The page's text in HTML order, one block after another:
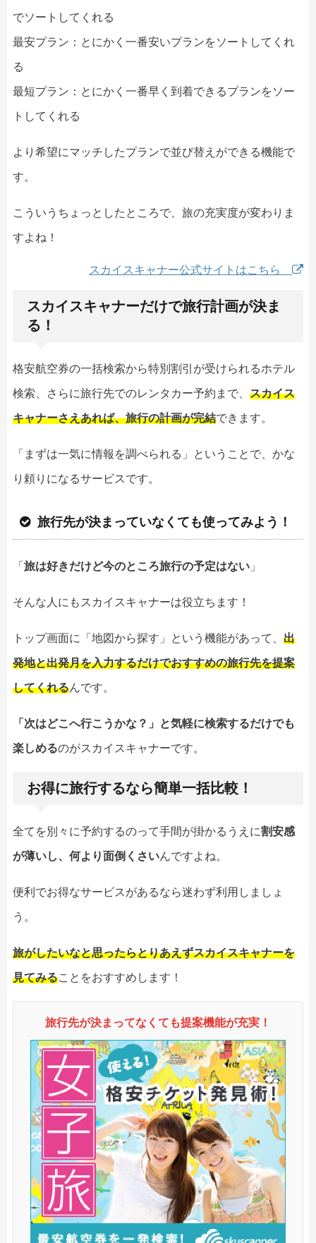
でソートしてくれる
最安プラン：とにかく一番安いプランをソートしてくれ
る
最短プラン：とにかく一番早く到着できるプランをソー
トしてくれる
より希望にマッチしたプランで並び替えができる機能で
す。
こういうちょっとしたところで、旅の充実度が変わりま
すよね！
スカイスキャナー公式サイトはこちら
スカイスキャナーだけで旅行計画が決ま
る！
格安航空券の一括検索から特別割引が受けられるホテル
検索、さらに旅行先でのレンタカー予約まで、 スカイス
キャナーさえあれば、旅行の計画が完結できます。
「まずは一気に情報を調べられる」ということで、かな
り頼りになるサービスです。
旅行先が決まっていなくても使ってみよう！
「 旅は好きだけど今のところ旅行の予定はない 」
そんな人にもスカイスキャナーは役立ちます！
トップ画面に「地図から探す」という機能があって、 出
発地と出発月を入力するだけでおすすめの旅行先を提案
してくれるんです。
「次はどこへ行こうかな？」と気軽に検索するだけでも
楽しめるのがスカイスキャナーです。
お得に旅行するなら簡単一括比較！
全てを別々に予約するのって手間が掛かるうえに割安感
が薄いし、何より面倒くさいんですよね。
便利でお得なサービスがあるなら迷わず利用しましょ
う。
旅がしたいなと思ったらとりあえずスカイスキャナーを
見てみることをおすすめします！
旅行先が決まってなくても提案機能が充実！